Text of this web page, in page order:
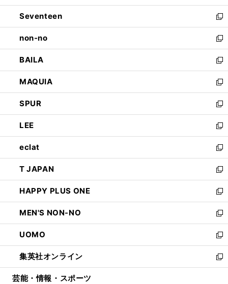
開
く
ウ
で
開
く
ン
ド
ウ
で
開
く
Seventeen
新
し
い
ウ
ィ
ン
ド
ウ
で
開
く
non-no
新
し
い
ウ
ィ
ン
ド
ウ
で
開
く
BAILA
新
し
い
ウ
ィ
ン
ド
ウ
で
開
く
MAQUIA
新
し
い
ウ
ィ
ン
ド
ウ
で
開
く
SPUR
新
し
い
ウ
ィ
ン
ド
ウ
で
開
く
LEE
新
し
い
ウ
ィ
ン
ド
ウ
で
開
く
eclat
新
し
い
ウ
ィ
ン
ド
ウ
で
開
く
T JAPAN
新
し
い
ウ
ィ
ン
ド
ウ
で
開
HAPPY PLUS ONE
新
し
い
ウ
ィ
ン
ド
ウ
MEN'S NON-NO
新
し
い
ウ
ィ
ン
UOMO
新
し
い
ウ
集英社オンライン
新
し
芸能・情報・スポーツ